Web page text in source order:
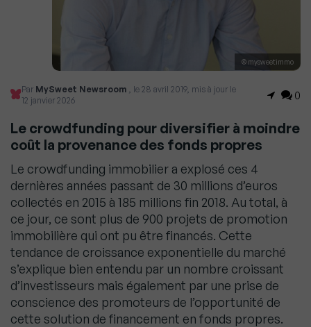
© mysweetimmo
Par MySweet Newsroom , le 28 avril 2019, mis à jour le
12 janvier 2026
0
Le crowdfunding pour diversifier à moindre
coût la provenance des fonds propres
Le crowdfunding immobilier a explosé ces 4
dernières années passant de 30 millions d’euros
collectés en 2015 à 185 millions fin 2018. Au total, à
ce jour, ce sont plus de 900 projets de promotion
immobilière qui ont pu être financés. Cette
tendance de croissance exponentielle du marché
s’explique bien entendu par un nombre croissant
d’investisseurs mais également par une prise de
conscience des promoteurs de l’opportunité de
cette solution de financement en fonds propres.